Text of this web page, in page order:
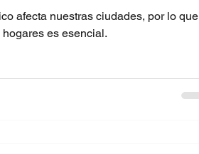
afecta nuestras ciudades, por lo que
es esencial.